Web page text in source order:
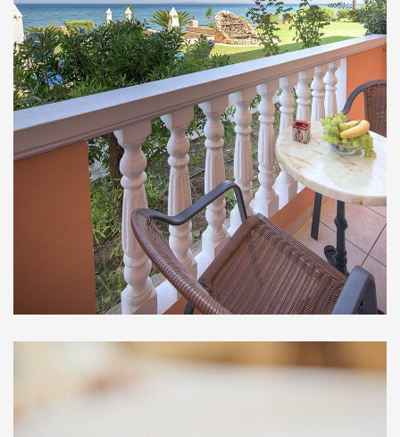
Στούντιο Ισογείου